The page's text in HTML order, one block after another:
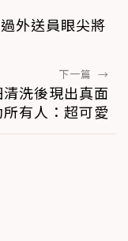
外送員眼尖將
下一篇 →
洗後現出真面
所有人：超可愛